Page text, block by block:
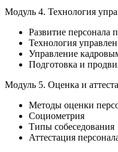
Модуль 4. Технология
Развитие персонала
Технология
Управление
Подготовка и
Модуль 5. Оценка и
Методы оценки
Социометрия
Типы собеседования
Аттестация